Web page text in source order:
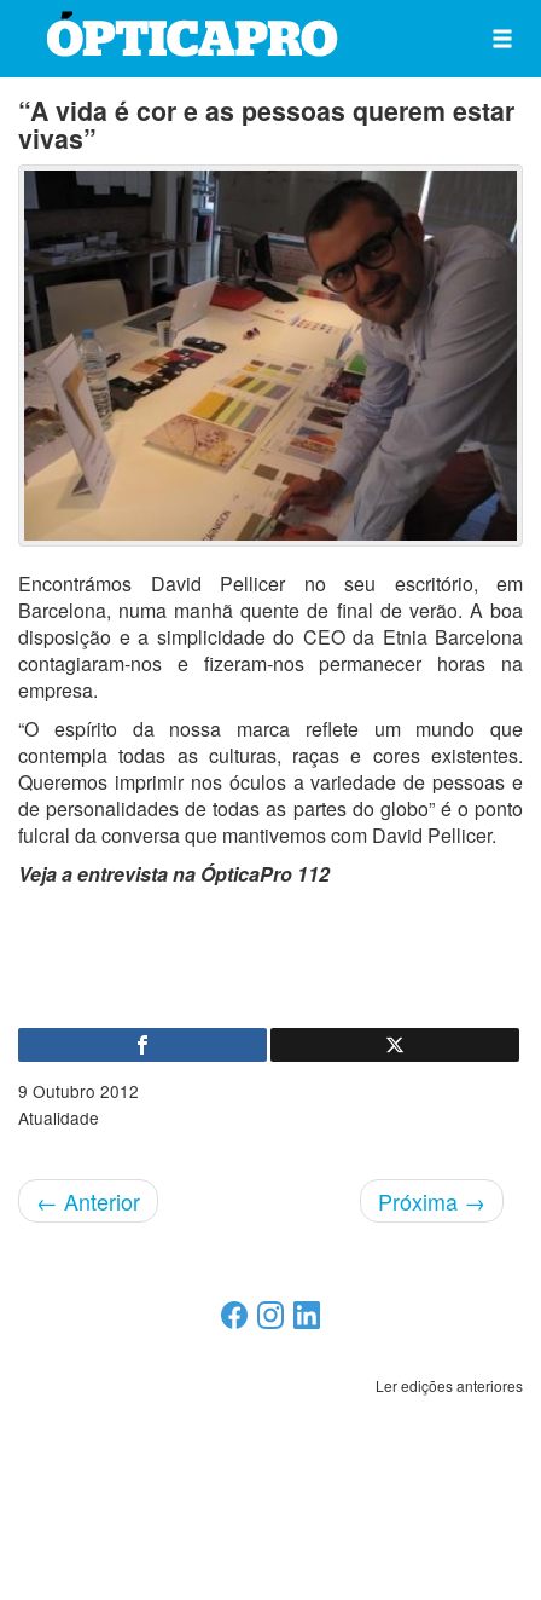
“A vida é cor e as pessoas querem estar
vivas”
Encontrámos David Pellicer no seu escritório, em
Barcelona, numa manhã quente de final de verão. A boa
disposição e a simplicidade do CEO da Etnia Barcelona
contagiaram-nos e fizeram-nos permanecer horas na
empresa.
“O espírito da nossa marca reflete um mundo que
contempla todas as culturas, raças e cores existentes.
Queremos imprimir nos óculos a variedade de pessoas e
de personalidades de todas as partes do globo” é o ponto
fulcral da conversa que mantivemos com David Pellicer.
Veja a entrevista na ÓpticaPro 112
9 Outubro 2012
Atualidade
← Anterior Próxima →
Ler edições anteriores